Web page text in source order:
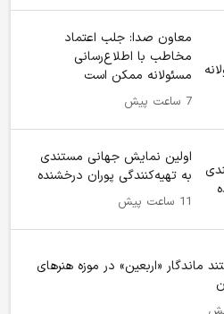
معاون صدا: جلب اعتماد
مخاطب با اطلاع‌رسانی
مسئولانه ممکن است
7 ساعت پیش
اولین نمایش جهانی مستندی
به تهیه‌کنندگی پوران درخشنده
11 ساعت پیش
ماندگار «اربعین» در موزه هنرهای